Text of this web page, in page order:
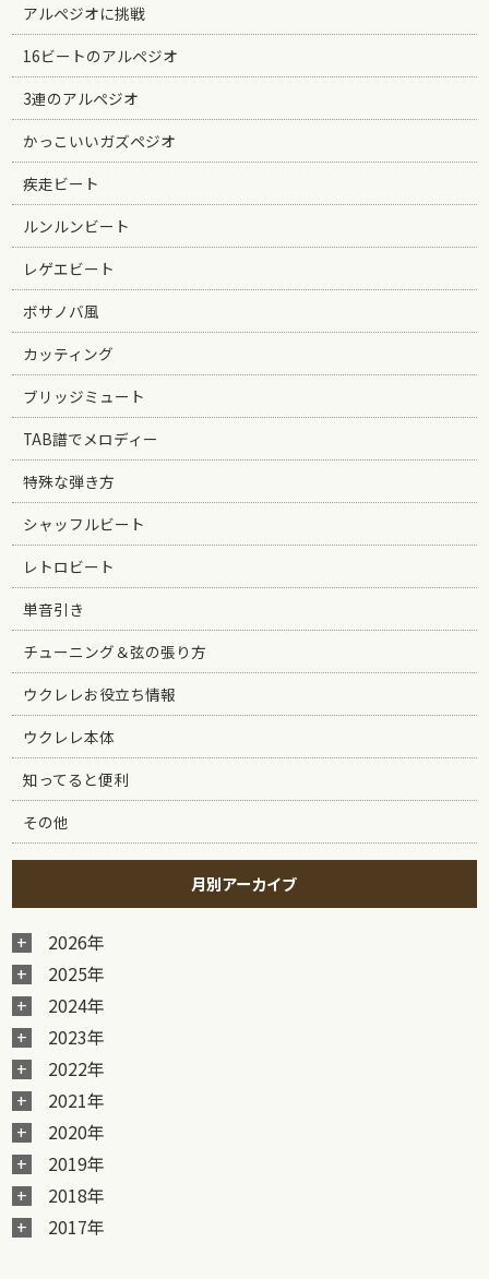
アルペジオに挑戦
16ビートのアルペジオ
3連のアルペジオ
かっこいいガズペジオ
疾走ビート
ルンルンビート
レゲエビート
ボサノバ風
カッティング
ブリッジミュート
TAB譜でメロディー
特殊な弾き方
シャッフルビート
レトロビート
単音引き
チューニング＆弦の張り方
ウクレレお役立ち情報
ウクレレ本体
知ってると便利
その他
月別アーカイブ
2026年
2025年
2024年
2023年
2022年
2021年
2020年
2019年
2018年
2017年